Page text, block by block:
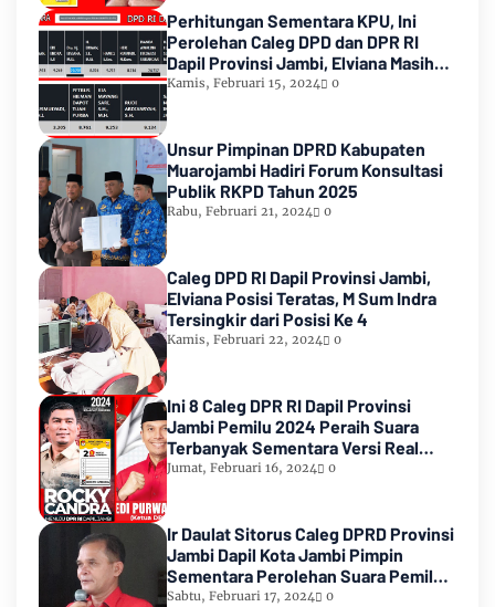
Perhitungan Sementara KPU, Ini
Perolehan Caleg DPD dan DPR RI
Dapil Provinsi Jambi, Elviana Masih
Urutan Kedua Teratas
Kamis, Februari 15, 2024 0
Unsur Pimpinan DPRD Kabupaten
Muarojambi Hadiri Forum Konsultasi
Publik RKPD Tahun 2025
Rabu, Februari 21, 2024 0
Caleg DPD RI Dapil Provinsi Jambi,
Elviana Posisi Teratas, M Sum Indra
Tersingkir dari Posisi Ke 4
Kamis, Februari 22, 2024 0
Ini 8 Caleg DPR RI Dapil Provinsi
Jambi Pemilu 2024 Peraih Suara
Terbanyak Sementara Versi Real
Count KPU RI
Jumat, Februari 16, 2024 0
Ir Daulat Sitorus Caleg DPRD Provinsi
Jambi Dapil Kota Jambi Pimpin
Sementara Perolehan Suara Pemilu
2024
Sabtu, Februari 17, 2024 0